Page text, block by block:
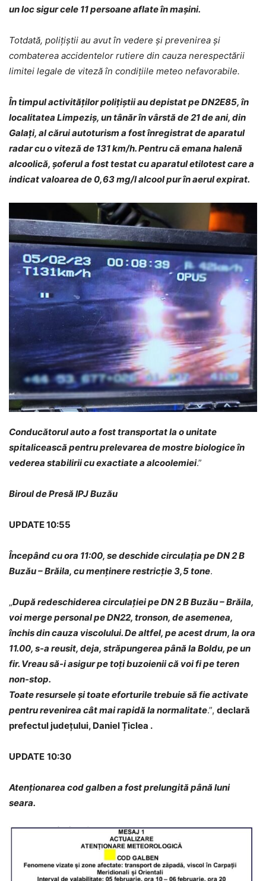
un loc sigur cele 11 persoane aflate în mașini.
Totdată, polițiștii au avut în vedere și prevenirea și
combaterea accidentelor rutiere din cauza nerespectării
limitei legale de viteză în condițiile meteo nefavorabile.
În timpul activităților polițiștii au depistat pe DN2E85, în
localitatea Limpeziș, un tânăr în vârstă de 21 de ani, din
Galați, al cărui autoturism a fost înregistrat de aparatul
radar cu o viteză de 131 km/h. Pentru că emana halenă
alcoolică, șoferul a fost testat cu aparatul etilotest care a
indicat valoarea de 0,63 mg/l alcool pur în aerul expirat.
Conducătorul auto a fost transportat la o unitate
spitalicească pentru prelevarea de mostre biologice în
vederea stabilirii cu exactiate a alcoolemiei.”
Biroul de Presă IPJ Buzău
UPDATE 10:55
Începând cu ora 11:00, se deschide circulația pe DN 2 B
Buzău – Brăila, cu menținere restricție 3,5 tone.
„După redeschiderea circulației pe DN 2 B Buzău – Brăila,
voi merge personal pe DN22, tronson, de asemenea,
închis din cauza viscolului. De altfel, pe acest drum, la ora
11.00, s-a reusit, deja, străpungerea până la Boldu, pe un
fir. Vreau să-i asigur pe toți buzoienii că voi fi pe teren
non-stop.
Toate resursele și toate eforturile trebuie să fie activate
pentru revenirea cât mai rapidă la normalitate.”, declară
prefectul județului, Daniel Țiclea .
UPDATE 10:30
Atenționarea cod galben a fost prelungită până luni
seara.